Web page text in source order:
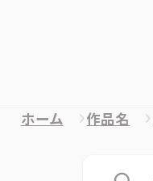
ホーム 作品名